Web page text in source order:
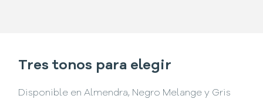
Tres tonos para elegir
Disponible en Almendra, Negro Melange y Gris